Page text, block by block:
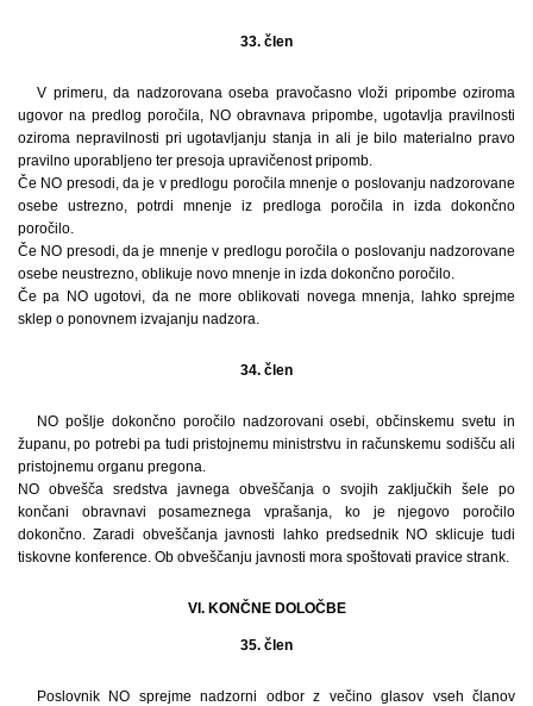
33. člen
V primeru, da nadzorovana oseba pravočasno vloži pripombe oziroma
ugovor na predlog poročila, NO obravnava pripombe, ugotavlja pravilnosti
oziroma nepravilnosti pri ugotavljanju stanja in ali je bilo materialno pravo
pravilno uporabljeno ter presoja upravičenost pripomb.
Če NO presodi, da je v predlogu poročila mnenje o poslovanju nadzorovane
osebe ustrezno, potrdi mnenje iz predloga poročila in izda dokončno
poročilo.
Če NO presodi, da je mnenje v predlogu poročila o poslovanju nadzorovane
osebe neustrezno, oblikuje novo mnenje in izda dokončno poročilo.
Če pa NO ugotovi, da ne more oblikovati novega mnenja, lahko sprejme
sklep o ponovnem izvajanju nadzora.
34. člen
NO pošlje dokončno poročilo nadzorovani osebi, občinskemu svetu in
županu, po potrebi pa tudi pristojnemu ministrstvu in računskemu sodišču ali
pristojnemu organu pregona.
NO obvešča sredstva javnega obveščanja o svojih zaključkih šele po
končani obravnavi posameznega vprašanja, ko je njegovo poročilo
dokončno. Zaradi obveščanja javnosti lahko predsednik NO sklicuje tudi
tiskovne konference. Ob obveščanju javnosti mora spoštovati pravice strank.
VI. KONČNE DOLOČBE
35. člen
Poslovnik NO sprejme nadzorni odbor z večino glasov vseh članov